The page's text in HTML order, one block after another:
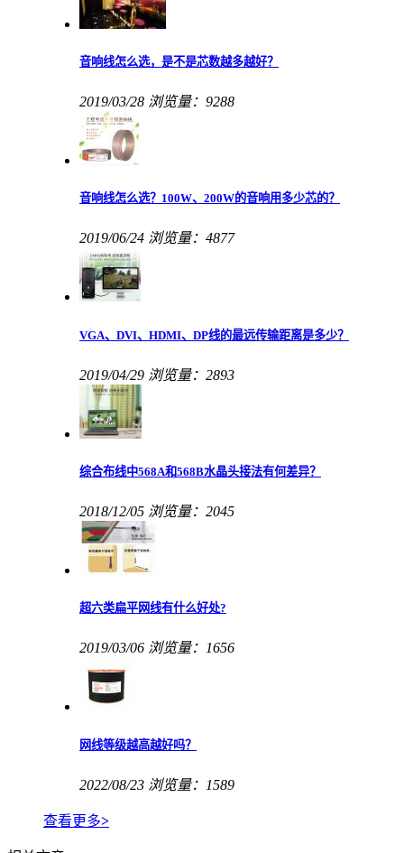
音响线怎么选，是不是芯数越多越好？
2019/03/28 浏览量：9288
音响线怎么选？100W、200W的音响用多少芯的？
2019/06/24 浏览量：4877
VGA、DVI、HDMI、DP线的最远传输距离是多少？
2019/04/29 浏览量：2893
综合布线中568A和568B水晶头接法有何差异？
2018/12/05 浏览量：2045
超六类扁平网线有什么好处?
2019/03/06 浏览量：1656
网线等级越高越好吗？
2022/08/23 浏览量：1589
查看更多>